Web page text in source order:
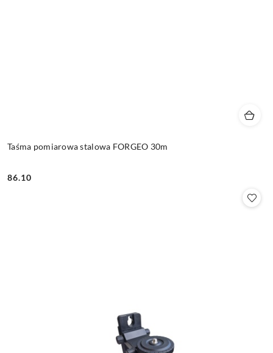
Taśma pomiarowa stalowa FORGEO 30m
Cena:
86.10